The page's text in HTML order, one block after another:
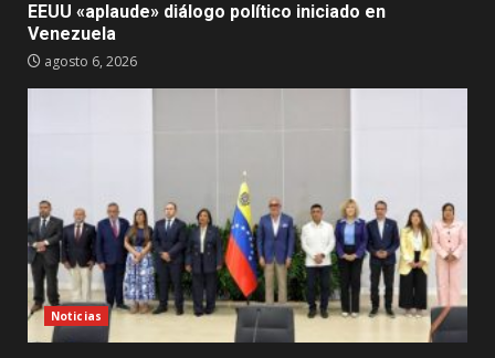
EEUU «aplaude» diálogo político iniciado en
Venezuela
agosto 6, 2026
Noticias